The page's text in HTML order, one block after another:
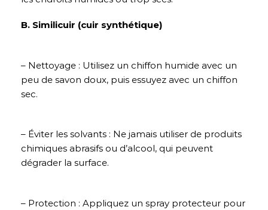
B. Similicuir (cuir synthétique)
– Nettoyage : Utilisez un chiffon humide avec un
peu de savon doux, puis essuyez avec un chiffon
sec.
– Éviter les solvants : Ne jamais utiliser de produits
chimiques abrasifs ou d’alcool, qui peuvent
dégrader la surface.
– Protection : Appliquez un spray protecteur pour